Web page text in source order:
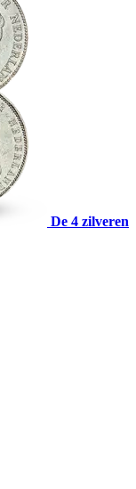
De 4 zilveren